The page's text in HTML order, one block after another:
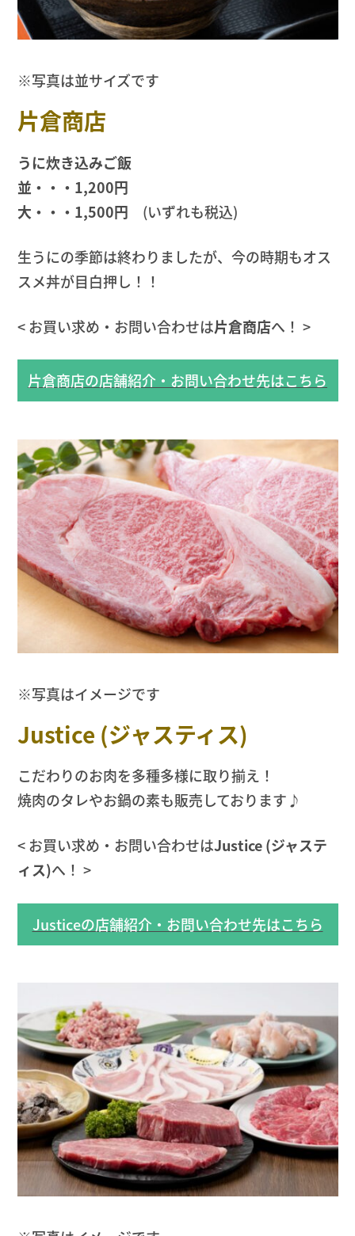
※写真は並サイズです
片倉商店
うに炊き込みご飯
並・・・1,200円
大・・・1,500円
(いずれも税込)
生うにの季節は終わりましたが、今の時期もオス
スメ丼が目白押し！！
< お買い求め・お問い合わせは片倉商店へ！ >
片倉商店の店舗紹介・お問い合わせ先はこちら
※写真はイメージです
Justice (ジャスティス)
こだわりのお肉を多種多様に取り揃え！
焼肉のタレやお鍋の素も販売しております♪
< お買い求め・お問い合わせはJustice (ジャステ
ィス)へ！ >
Justiceの店舗紹介・お問い合わせ先はこちら